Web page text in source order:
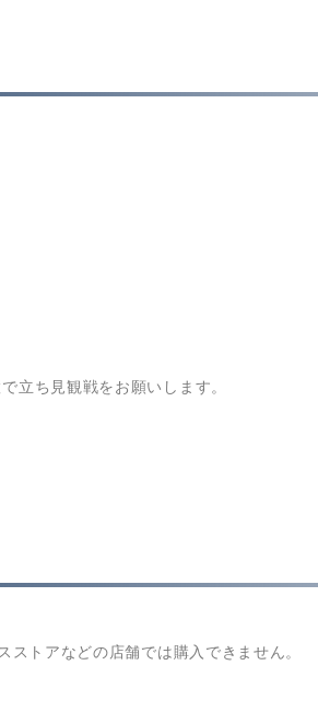
立ち見観戦をお願いします。
トアなどの店舗では購入できません。